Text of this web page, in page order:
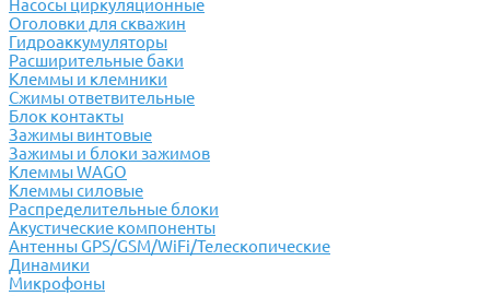
Насосы циркуляционные
Оголовки для скважин
Гидроаккумуляторы
Расширительные баки
Клеммы и клемники
Cжимы ответвительные
Блок контакты
Зажимы винтовые
Зажимы и блоки зажимов
Клеммы WAGO
Клеммы силовые
Распределительные блоки
Акустические компоненты
Антенны GPS/GSM/WiFi/Телескопические
Динамики
Микрофоны